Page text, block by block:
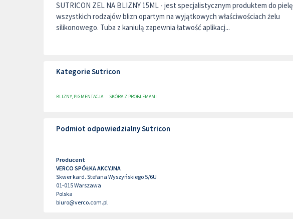
SUTRICON ZEL NA BLIZNY 15ML - jest specjalistycznym produktem do
wszystkich rodzajów blizn opartym na wyjątkowych właściwościach żelu
silikonowego. Tuba z kaniulą zapewnia łatwość aplikacj...
Kategorie Sutricon
BLIZNY, PIGMENTACJA SKÓRA Z PROBLEMAMI
Podmiot odpowiedzialny Sutricon
Producent
VERCO SPÓŁKA AKCYJNA
Skwer kard. Stefana Wyszyńskiego 5/6U
01-015Warszawa
Polska
biuro@verco.com.pl